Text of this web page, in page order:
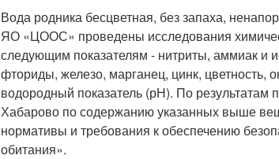
Вода родника бесцветная, без запаха,
ЯО «ЦООС» проведены исследования
следующим показателям - нитриты, аммиак
фториды, железо, марганец, цинк, цветность,
водородный показатель (рН). По результатам
Хабарово по содержанию указанных выше
нормативы и требования к обеспечению
обитания».